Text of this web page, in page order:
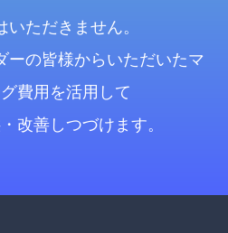
いただきません。
ーの皆様からいただいたマ
費用を活用して
改善しつづけます。